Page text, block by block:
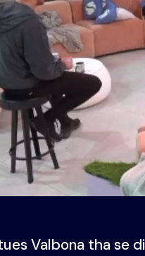
Valbona tha se